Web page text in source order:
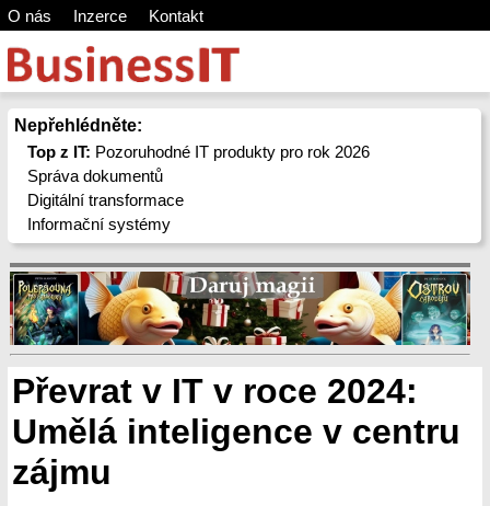
O nás Inzerce Kontakt
Nepřehlédněte:
Top z IT: Pozoruhodné IT produkty pro rok 2026
Správa dokumentů
Digitální transformace
Informační systémy
Převrat v IT v roce 2024:
Umělá inteligence v centru
zájmu